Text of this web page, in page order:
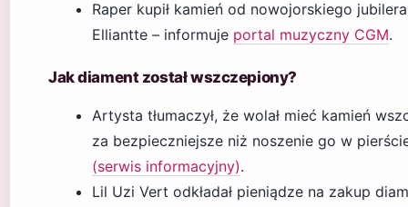
Raper kupił kamień od nowojorskiego
Elliantte – informuje portal muzyczny CGM.
Jak diament został wszczepiony?
Artysta tłumaczył, że wolał mieć kamień
za bezpieczniejsze niż noszenie go w
(serwis informacyjny).
Lil Uzi Vert odkładał pieniądze na zakup